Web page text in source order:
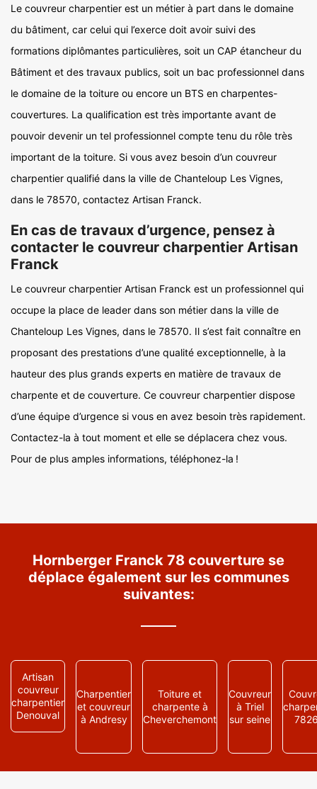
Le couvreur charpentier est un métier à part dans le domaine
du bâtiment, car celui qui l’exerce doit avoir suivi des
formations diplômantes particulières, soit un CAP étancheur du
Bâtiment et des travaux publics, soit un bac professionnel dans
le domaine de la toiture ou encore un BTS en charpentes-
couvertures. La qualification est très importante avant de
pouvoir devenir un tel professionnel compte tenu du rôle très
important de la toiture. Si vous avez besoin d’un couvreur
charpentier qualifié dans la ville de Chanteloup Les Vignes,
dans le 78570, contactez Artisan Franck.
En cas de travaux d’urgence, pensez à
contacter le couvreur charpentier Artisan
Franck
Le couvreur charpentier Artisan Franck est un professionnel qui
occupe la place de leader dans son métier dans la ville de
Chanteloup Les Vignes, dans le 78570. Il s’est fait connaître en
proposant des prestations d’une qualité exceptionnelle, à la
hauteur des plus grands experts en matière de travaux de
charpente et de couverture. Ce couvreur charpentier dispose
d’une équipe d’urgence si vous en avez besoin très rapidement.
Contactez-la à tout moment et elle se déplacera chez vous.
Pour de plus amples informations, téléphonez-la !
Hornberger Franck 78 couverture se
déplace également sur les communes
suivantes:
Artisan
couvreur
charpentier
Denouval
Charpentier
et couvreur
à Andresy
Toiture et
charpente à
Cheverchemont
Couvreur
à Triel
sur seine